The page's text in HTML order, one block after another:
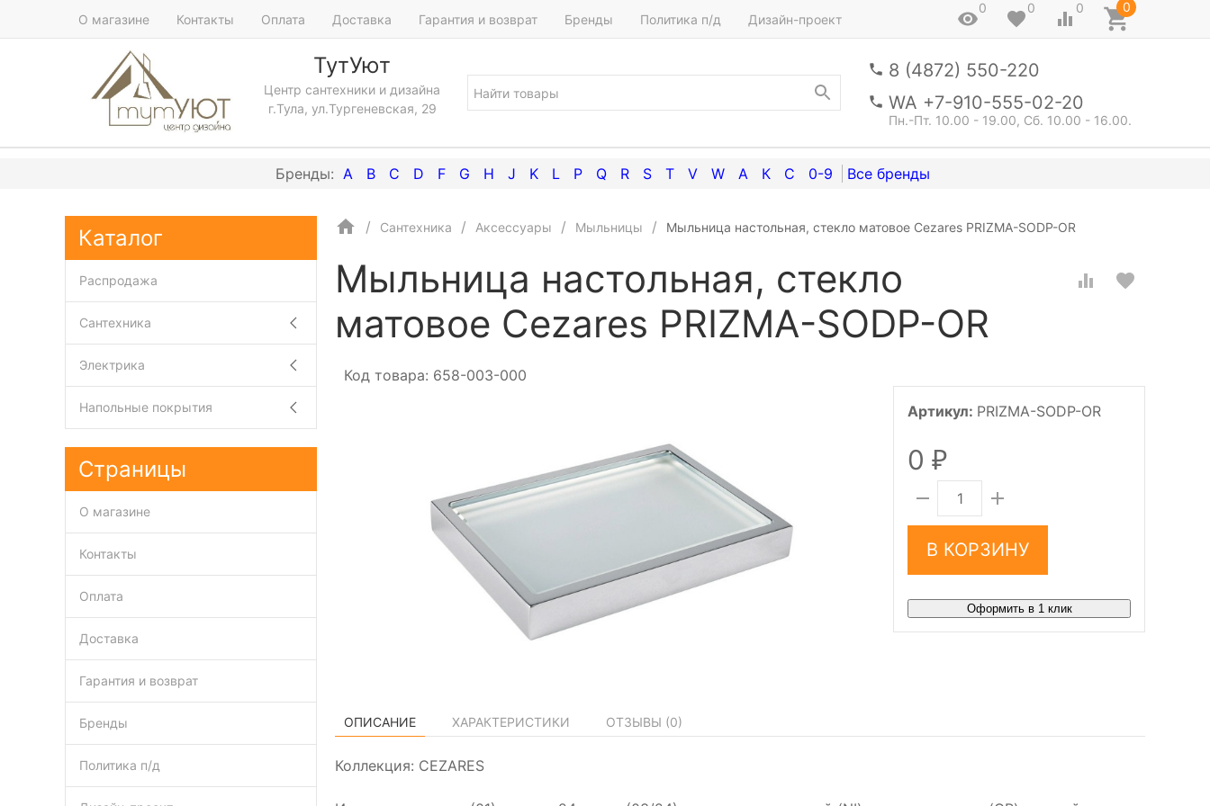
О магазине Контакты Оплата Доставка Гарантия и возврат Бренды Политика п/д Дизайн-проект
0 0 0 0
ТутУют
Центр сантехники и дизайна
г.Тула, ул.Тургеневская, 29
8 (4872) 550-220
WA +7-910-555-02-20
Пн.-Пт. 10.00 - 19.00, Сб. 10.00 - 16.00.
A B C D F G H J K L P Q R S T V W А К С 0-9
Сантехника Аксессуары Мыльницы Мыльница настольная, стекло матовое Cezares PRIZMA-SODP-OR
Мыльница настольная, стекло
матовое Cezares PRIZMA-SODP-OR
Код товара: 658-003-000
Артикул: PRIZMA-SODP-OR
0 ₽
В КОРЗИНУ
Оформить в 1 клик
ОПИСАНИЕ ХАРАКТЕРИСТИКИ ОТЗЫВЫ (0)
Коллекция: CEZARES
Каталог
Распродажа
Сантехника
Электрика
Напольные покрытия
Страницы
О магазине
Контакты
Оплата
Доставка
Гарантия и возврат
Бренды
Политика п/д